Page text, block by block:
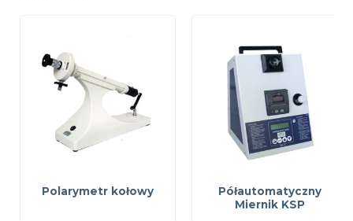
Polarymetr kołowy
Półautomatyczny
Miernik KSP